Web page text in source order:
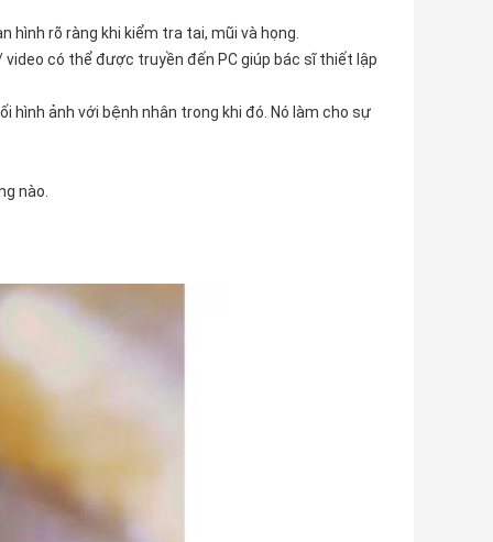
hình rõ ràng khi kiểm tra tai, mũi và họng.
video có thể được truyền đến PC giúp bác sĩ thiết lập
hình ảnh với bệnh nhân trong khi đó. Nó làm cho sự
nào.